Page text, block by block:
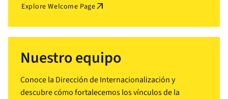
Explore Welcome Pagearrow_outward
Nuestro equipo
Conoce la Dirección de Internacionalización y
descubre cómo fortalecemos los vínculos de la